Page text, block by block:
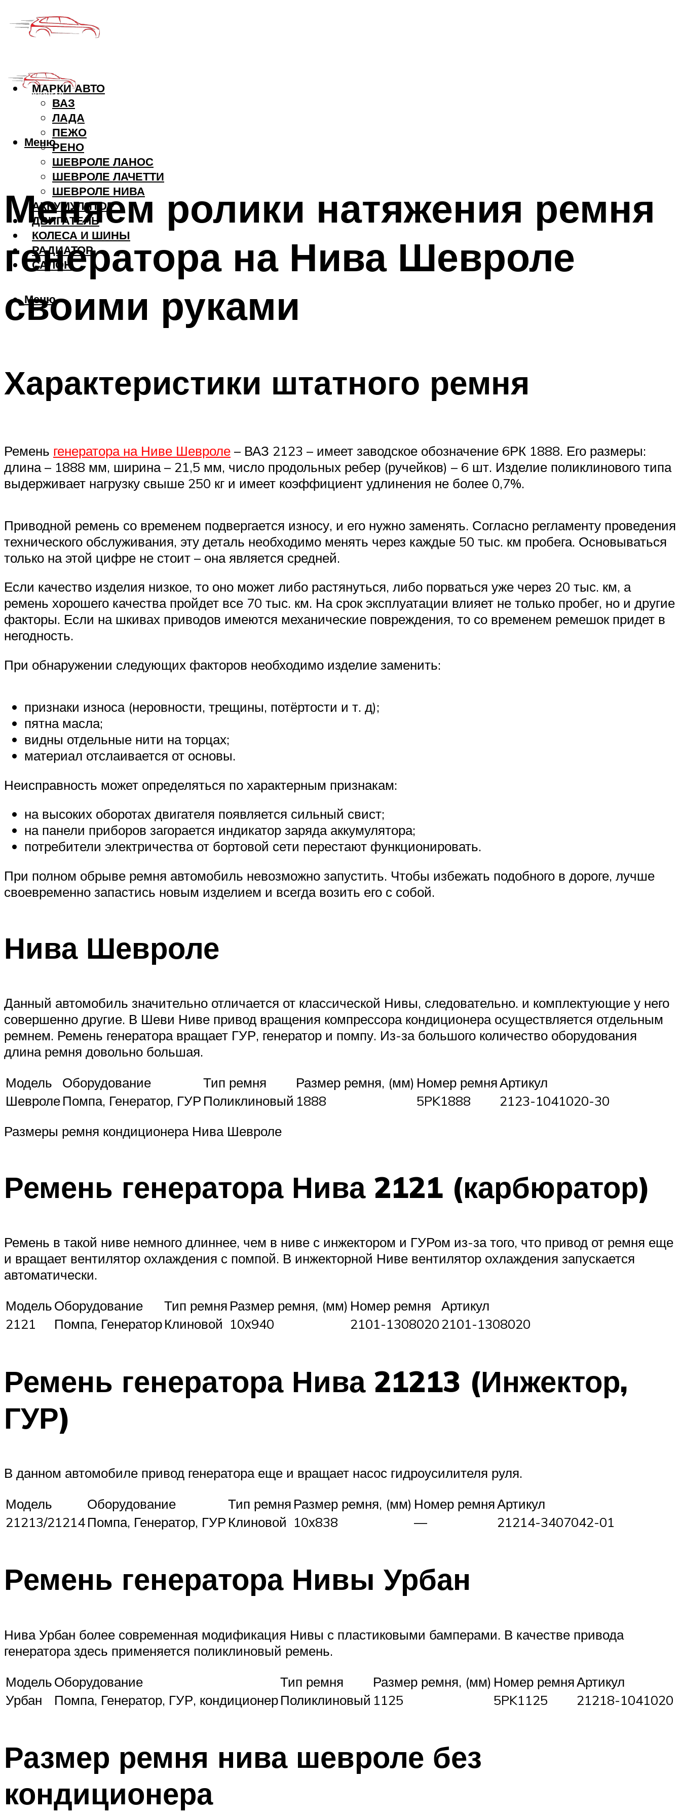
МАРКИ АВТО
ВАЗ
ЛАДА
ПЕЖО
РЕНО
ШЕВРОЛЕ ЛАНОС
ШЕВРОЛЕ ЛАЧЕТТИ
ШЕВРОЛЕ НИВА
АККУМУЛЯТОР
ДВИГАТЕЛЬ
КОЛЕСА И ШИНЫ
РАДИАТОР
САЛОН
Меню
Меню
Меняем ролики натяжения ремня
генератора на Нива Шевроле
своими руками
Характеристики штатного ремня
Ремень генератора на Ниве Шевроле – ВАЗ 2123 – имеет заводское обозначение 6РК 1888. Его размеры:
длина – 1888 мм, ширина – 21,5 мм, число продольных ребер (ручейков) – 6 шт. Изделие поликлинового типа
выдерживает нагрузку свыше 250 кг и имеет коэффициент удлинения не более 0,7%.
Приводной ремень со временем подвергается износу, и его нужно заменять. Согласно регламенту проведения
технического обслуживания, эту деталь необходимо менять через каждые 50 тыс. км пробега. Основываться
только на этой цифре не стоит – она является средней.
Если качество изделия низкое, то оно может либо растянуться, либо порваться уже через 20 тыс. км, а
ремень хорошего качества пройдет все 70 тыс. км. На срок эксплуатации влияет не только пробег, но и другие
факторы. Если на шкивах приводов имеются механические повреждения, то со временем ремешок придет в
негодность.
При обнаружении следующих факторов необходимо изделие заменить:
признаки износа (неровности, трещины, потёртости и т. д);
пятна масла;
видны отдельные нити на торцах;
материал отслаивается от основы.
Неисправность может определяться по характерным признакам:
на высоких оборотах двигателя появляется сильный свист;
на панели приборов загорается индикатор заряда аккумулятора;
потребители электричества от бортовой сети перестают функционировать.
При полном обрыве ремня автомобиль невозможно запустить. Чтобы избежать подобного в дороге, лучше
своевременно запастись новым изделием и всегда возить его с собой.
Нива Шевроле
Данный автомобиль значительно отличается от класcической Нивы, следовательно. и комплектующие у него
совершенно другие. В Шеви Ниве привод вращения компрессора кондиционера осуществляется отдельным
ремнем. Ремень генератора вращает ГУР, генератор и помпу. Из-за большого количество оборудования
длина ремня довольно большая.
Модель
Оборудование Тип ремня Размер ремня, (мм) Номер ремняАртикул
ШевролеПомпа, Генератор, ГУР Поликлиновый 1888 5PK1888
2123-1041020-30
Размеры ремня кондиционера Нива Шевроле
Ремень генератора Нива 2121 (карбюратор)
Ремень в такой ниве немного длиннее, чем в ниве с инжектором и ГУРом из-за того, что привод от ремня еще
и вращает вентилятор охлаждения с помпой. В инжекторной Ниве вентилятор охлаждения запускается
автоматически.
МодельОборудование Тип ремня Размер ремня, (мм) Номер ремня
Артикул
2121
Помпа, ГенераторКлиновой 10х940 2101-13080202101-1308020
Ремень генератора Нива 21213 (Инжектор,
ГУР)
В данном автомобиле привод генератора еще и вращает насос гидроусилителя руля.
Модель
Оборудование Тип ремня Размер ремня, (мм) Номер ремняАртикул
21213/21214Помпа, Генератор, ГУР Клиновой 10х838 — 21214-3407042-01
Ремень генератора Нивы Урбан
Нива Урбан более современная модификация Нивы с пластиковыми бамперами. В качестве привода
генератора здесь применяется поликлиновый ремень.
МодельОборудование Тип ремня Размер ремня, (мм) Номер ремняАртикул
Урбан
Помпа, Генератор, ГУР, кондиционерПоликлиновый 1125 5PK1125 21218-1041020
Размер ремня нива шевроле без
кондиционера